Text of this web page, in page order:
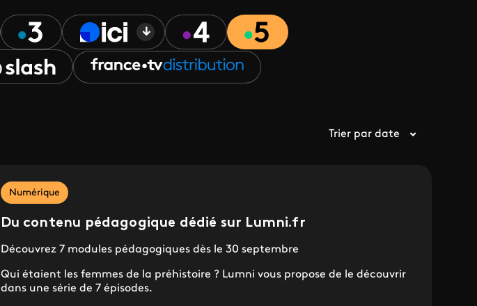
Trier par date
Numérique
Du contenu pédagogique dédié sur Lumni.fr
Découvrez 7 modules pédagogiques dès le 30 septembre
Qui étaient les femmes de la préhistoire ? Lumni vous propose de le découvrir
dans une série de 7 épisodes.